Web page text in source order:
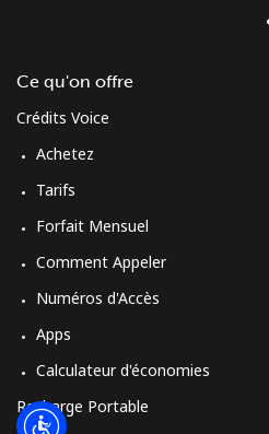
Ce qu'on offre
Crédits Voice
Achetez
Tarifs
Forfait Mensuel
Comment Appeler
Numéros d'Accès
Apps
Calculateur d'économies
Recharge Portable